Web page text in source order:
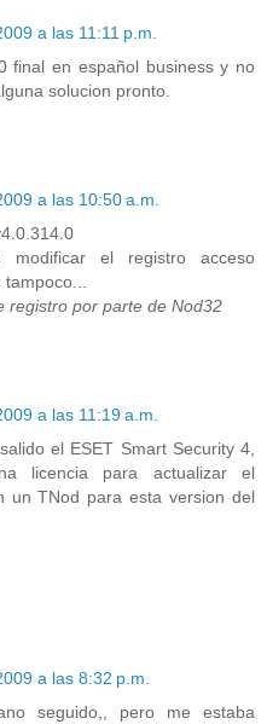
a las 11:11 p.m.
final en español business y no
solucion pronto.
a las 10:50 a.m.
modificar el registro acceso
registro por parte de Nod32
a las 11:19 a.m.
el ESET Smart Security 4,
licencia para actualizar el
un TNod para esta version del
a las 8:32 p.m.
seguido,, pero me estaba